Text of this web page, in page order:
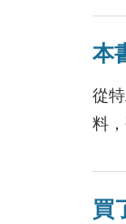
本
從
料
買